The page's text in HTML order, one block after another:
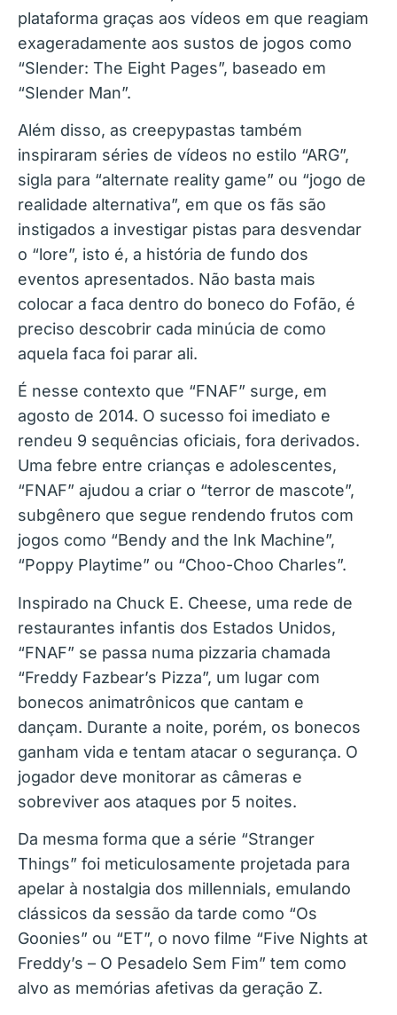
plataforma graças aos vídeos em que reagiam
exageradamente aos sustos de jogos como
“Slender: The Eight Pages”, baseado em
“Slender Man”.
Além disso, as creepypastas também
inspiraram séries de vídeos no estilo “ARG”,
sigla para “alternate reality game” ou “jogo de
realidade alternativa”, em que os fãs são
instigados a investigar pistas para desvendar
o “lore”, isto é, a história de fundo dos
eventos apresentados. Não basta mais
colocar a faca dentro do boneco do Fofão, é
preciso descobrir cada minúcia de como
aquela faca foi parar ali.
É nesse contexto que “FNAF” surge, em
agosto de 2014. O sucesso foi imediato e
rendeu 9 sequências oficiais, fora derivados.
Uma febre entre crianças e adolescentes,
“FNAF” ajudou a criar o “terror de mascote”,
subgênero que segue rendendo frutos com
jogos como “Bendy and the Ink Machine”,
“Poppy Playtime” ou “Choo-Choo Charles”.
Inspirado na Chuck E. Cheese, uma rede de
restaurantes infantis dos Estados Unidos,
“FNAF” se passa numa pizzaria chamada
“Freddy Fazbear’s Pizza”, um lugar com
bonecos animatrônicos que cantam e
dançam. Durante a noite, porém, os bonecos
ganham vida e tentam atacar o segurança. O
jogador deve monitorar as câmeras e
sobreviver aos ataques por 5 noites.
Da mesma forma que a série “Stranger
Things” foi meticulosamente projetada para
apelar à nostalgia dos millennials, emulando
clássicos da sessão da tarde como “Os
Goonies” ou “ET”, o novo filme “Five Nights at
Freddy’s – O Pesadelo Sem Fim” tem como
alvo as memórias afetivas da geração Z.